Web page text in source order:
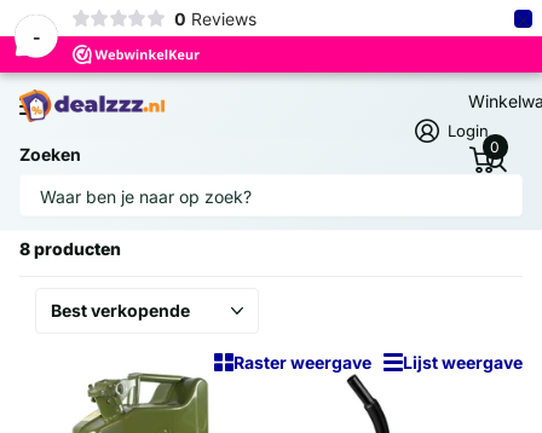
-
0 Reviews ×
Zoeken
Login
0
Homepage
Jerry Cans
8 producten
Raster weergave Lijst weergave